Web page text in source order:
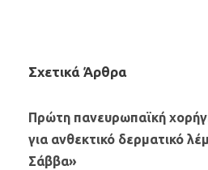
Σχετικά Άρθρα
Πρώτη πανευρωπαϊκή
για ανθεκτικό δερματικό
Σάββα»